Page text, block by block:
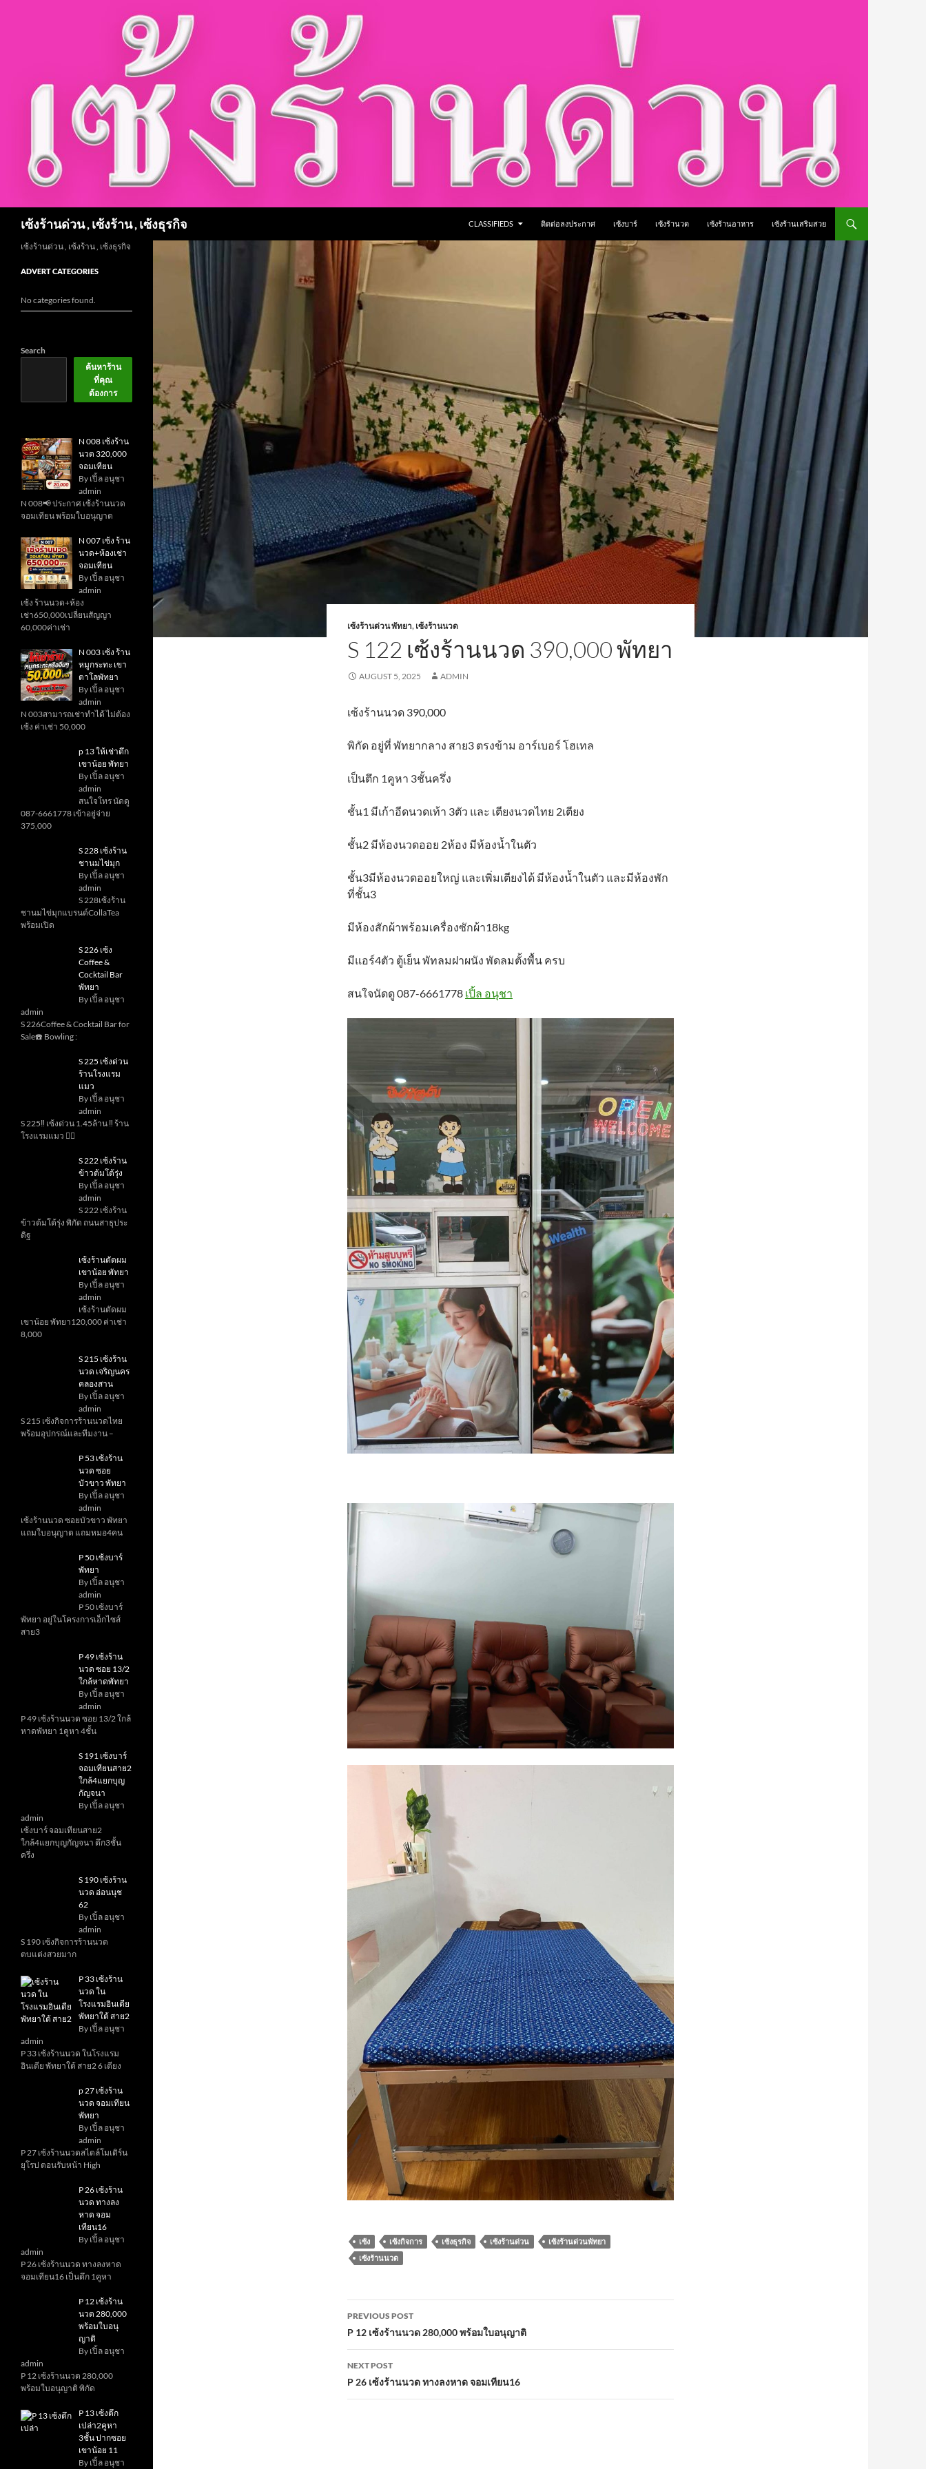
เซ้งร้านด่วน , เซ้งร้าน , เซ้งธุรกิจ
Search
CLASSIFIEDS ติดต่อลงประกาศ เซ้งบาร์ เซ้งร้านวด เซ้งร้านอาหาร เซ้งร้านเสริมสวย
เซ้งร้านด่วน พัทยา, เซ้งร้านนวด
S 122 เซ้งร้านนวด 390,000 พัทยา
AUGUST 5, 2025 ADMIN
เซ้งร้านนวด 390,000
พิกัด อยู่ที่ พัทยากลาง สาย3 ตรงข้าม อาร์เบอร์ โฮเทล
เป็นตึก 1คูหา 3ชั้นครึ่ง
ชั้น1 มีเก้าอีดนวดเท้า 3ตัว และ เตียงนวดไทย 2เตียง
ชั้น2 มีห้องนวดออย 2ห้อง มีห้องน้ำในตัว
ชั้น3มีห้องนวดออยใหญ่ และเพิ่มเตียงได้ มีห้องน้ำในตัว และมีห้องพัก
ที่ชั้น3
มีห้องสักผ้าพร้อมเครื่องซักผ้า18kg
มีแอร์4ตัว ตู้เย็น พัทลมฝาผนัง พัดลมตั้งพื้น ครบ
สนใจนัดดู 087-6661778 เปิ้ล อนุชา
เซ้ง เซ้งกิจการ เซ้งธุรกิจ เซ้งร้านด่วน
เซ้งร้านด่วนพัทยา
เซ้งร้านนวด
Post
navigation
PREVIOUS POST
P 12 เซ้งร้านนวด 280,000 พร้อมใบอนุญาติ
NEXT POST
P 26 เซ้งร้านนวด ทางลงหาด จอมเทียน16
เซ้งร้านด่วน , เซ้งร้าน , เซ้งธุรกิจ
ADVERT CATEGORIES
No categories found.
Search
ค้นหาร้าน
ที่คุณ
ต้องการ
N 008 เซ้งร้าน
นวด 320,000
จอมเทียน
By เปิ้ล อนุชา
admin
N 008📢 ประกาศ เซ้งร้านนวด
จอมเทียน พร้อมใบอนุญาต
N 007 เซ้ง ร้าน
นวด+ห้องเช่า
จอมเทียน
By เปิ้ล อนุชา
admin
เซ้ง ร้านนวด+ห้อง
เช่า650,000เปลี่ยนสัญญา
60,000ค่าเช่า
N 003 เซ้ง ร้าน
หมูกระทะ เขา
ตาโลพัทยา
By เปิ้ล อนุชา
admin
N 003สามารถเช่าทำได้ ไม่ต้อง
เซ้ง ค่าเช่า 50,000
p 13 ให้เช่าตึก
เขาน้อย พัทยา
By เปิ้ล อนุชา
admin
สนใจโทร นัดดู
087-6661778 เข้าอยู่จ่าย
375,000
S 228 เซ้งร้าน
ชานมไข่มุก
By เปิ้ล อนุชา
admin
S 228เซ้งร้าน
ชานมไข่มุกแบรนด์CollaTea
พร้อมเปิด
S 226 เซ้ง
Coffee &
Cocktail Bar
พัทยา
By เปิ้ล อนุชา
admin
S 226Coffee & Cocktail Bar for
Sale☎️ Bowling :
S 225 เซ้งด่วน
ร้านโรงแรม
แมว
By เปิ้ล อนุชา
admin
S 225‼️ เซ้งด่วน 1.45ล้าน ‼️ ร้าน
โรงแรมแมว 💇‍♀️
S 222 เซ้งร้าน
ข้าวต้มโต้รุ่ง
By เปิ้ล อนุชา
admin
S 222 เซ้งร้าน
ข้าวต้มโต้รุ่ง พิกัด ถนนสาธุประ
ดิฐ
เซ้งร้านตัดผม
เขาน้อย พัทยา
By เปิ้ล อนุชา
admin
เซ้งร้านตัดผม
เขาน้อย พัทยา120,000 ค่าเช่า
8,000
S 215 เซ้งร้าน
นวด เจริญนคร
คลองสาน
By เปิ้ล อนุชา
admin
S 215 เซ้งกิจการร้านนวดไทย
พร้อมอุปกรณ์และทีมงาน –
P 53 เซ้งร้าน
นวด ซอย
บัวขาว พัทยา
By เปิ้ล อนุชา
admin
เซ้งร้านนวด ซอยบัวขาว พัทยา
แถมใบอนุญาต แถมหมอ4คน
P 50 เซ้งบาร์
พัทยา
By เปิ้ล อนุชา
admin
P 50 เซ้งบาร์
พัทยา อยู่ในโครงการเอ็กไซส์
สาย3
P 49 เซ้งร้าน
นวด ซอย 13/2
ใกล้หาดพัทยา
By เปิ้ล อนุชา
admin
P 49 เซ้งร้านนวด ซอย 13/2 ใกล้
หาดพัทยา 1คูหา 4ชั้น
S 191 เซ้งบาร์
จอมเทียนสาย2
ใกล้4แยกบุญ
กัญจนา
By เปิ้ล อนุชา
admin
เซ้งบาร์ จอมเทียนสาย2
ใกล้4แยกบุญกัญจนา ตึก3ชั้น
ครึ่ง
S 190 เซ้งร้าน
นวด อ่อนนุช
62
By เปิ้ล อนุชา
admin
S 190 เซ้งกิจการร้านนวด
ตบแต่งสวยมาก
P 33 เซ้งร้าน
นวด ใน
โรงแรมอินเดีย
พัทยาใต้ สาย2
By เปิ้ล อนุชา
admin
P 33 เซ้งร้านนวด ในโรงแรม
อินเดีย พัทยาใต้ สาย2 6 เตียง
p 27 เซ้งร้าน
นวด จอมเทียน
พัทยา
By เปิ้ล อนุชา
admin
P 27 เซ้งร้านนวดสไตล์โมเดิร์น
ยุโรป ตอนรับหน้า High
P 26 เซ้งร้าน
นวด ทางลง
หาด จอม
เทียน16
By เปิ้ล อนุชา
admin
P 26 เซ้งร้านนวด ทางลงหาด
จอมเทียน16 เป็นตึก 1คูหา
P 12 เซ้งร้าน
นวด 280,000
พร้อมใบอนุ
ญาติ
By เปิ้ล อนุชา
admin
P 12 เซ้งร้านนวด 280,000
พร้อมใบอนุญาติ พิกัด
P 13 เซ้งตึก
เปล่า2คูหา
3ชั้น ปากซอย
เขาน้อย 11
By เปิ้ล อนุชา